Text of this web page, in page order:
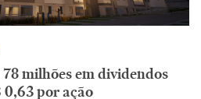
milhões em dividendos
por ação